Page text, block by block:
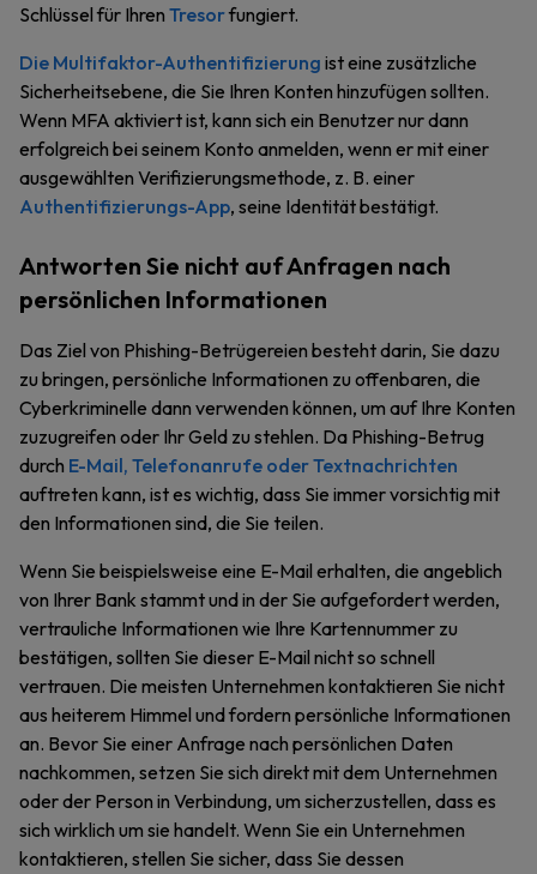
Schlüssel für Ihren Tresorfungiert.
Die Multifaktor-Authentifizierung ist eine zusätzliche
Sicherheitsebene, die Sie Ihren Konten hinzufügen sollten.
Wenn MFA aktiviert ist, kann sich ein Benutzer nur dann
erfolgreich bei seinem Konto anmelden, wenn er mit einer
ausgewählten Verifizierungsmethode, z. B. einer
Authentifizierungs-App, seine Identität bestätigt.
Antworten Sie nicht auf Anfragen nach
persönlichen Informationen
Das Ziel von Phishing-Betrügereien besteht darin, Sie dazu
zu bringen, persönliche Informationen zu offenbaren, die
Cyberkriminelle dann verwenden können, um auf Ihre Konten
zuzugreifen oder Ihr Geld zu stehlen. Da Phishing-Betrug
durch E-Mail, Telefonanrufe oder Textnachrichten
auftreten kann, ist es wichtig, dass Sie immer vorsichtig mit
den Informationen sind, die Sie teilen.
Wenn Sie beispielsweise eine E-Mail erhalten, die angeblich
von Ihrer Bank stammt und in der Sie aufgefordert werden,
vertrauliche Informationen wie Ihre Kartennummer zu
bestätigen, sollten Sie dieser E-Mail nicht so schnell
vertrauen. Die meisten Unternehmen kontaktieren Sie nicht
aus heiterem Himmel und fordern persönliche Informationen
an. Bevor Sie einer Anfrage nach persönlichen Daten
nachkommen, setzen Sie sich direkt mit dem Unternehmen
oder der Person in Verbindung, um sicherzustellen, dass es
sich wirklich um sie handelt. Wenn Sie ein Unternehmen
kontaktieren, stellen Sie sicher, dass Sie dessen